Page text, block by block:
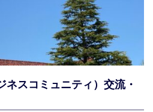
ネスコミュニティ）交流・